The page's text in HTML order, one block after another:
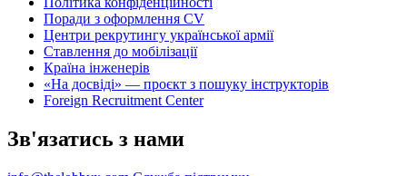
Поради з оформлення CV
Центри рекрутингу української армії
Ставлення до мобілізації
Країна інженерів
«На досвіді» — проєкт з пошуку інструкторів
Foreign Recruitment Center
Зв'язатись з нами